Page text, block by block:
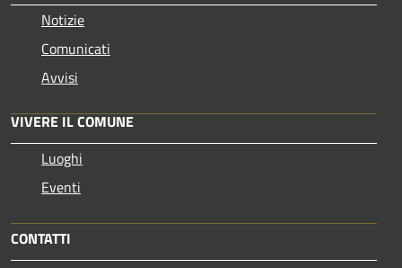
Notizie
Comunicati
Avvisi
VIVERE IL COMUNE
Luoghi
Eventi
CONTATTI